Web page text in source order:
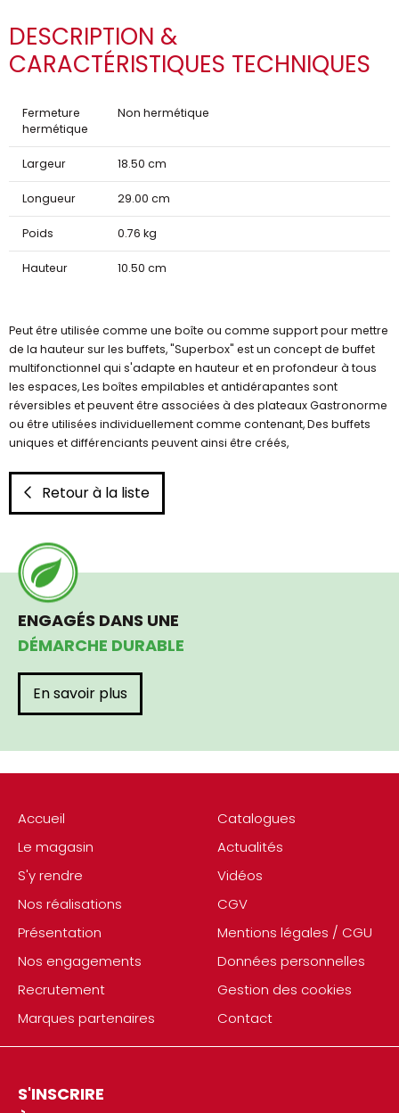
DESCRIPTION &
CARACTÉRISTIQUES TECHNIQUES
Fermeture
hermétique
Non hermétique
Largeur 18.50 cm
Longueur 29.00 cm
Poids 0.76 kg
Hauteur 10.50 cm
Peut être utilisée comme une boîte ou comme support pour mettre
de la hauteur sur les buffets, "Superbox" est un concept de buffet
multifonctionnel qui s'adapte en hauteur et en profondeur à tous
les espaces, Les boîtes empilables et antidérapantes sont
réversibles et peuvent être associées à des plateaux Gastronorme
ou être utilisées individuellement comme contenant, Des buffets
uniques et différenciants peuvent ainsi être créés,
Retour à la liste
Accueil
Le magasin
S'y rendre
Nos réalisations
Présentation
Nos engagements
Recrutement
Marques partenaires
Catalogues
Actualités
Vidéos
CGV
Mentions légales / CGU
Données personnelles
Gestion des cookies
Contact
S'INSCRIRE
ENGAGÉS DANS UNE
DÉMARCHE DURABLE
En savoir plus